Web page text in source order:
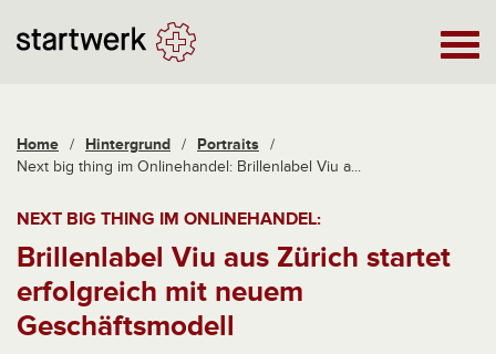
Home / Hintergrund / Portraits /
Next big thing im Onlinehandel: Brillenlabel Viu a...
NEXT BIG THING IM ONLINEHANDEL:
Brillenlabel Viu aus Zürich startet
erfolgreich mit neuem
Geschäftsmodell